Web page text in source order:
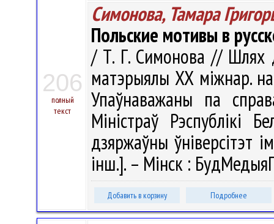
206
полный
текст
Симонова, Тамара
Польские мотивы в
/ Т. Г. Симонова // Шлях
матэрыялы ХХ міжнар.
Упаўнаважаны па
Міністраў Рэспублікі
дзяржаўны ўніверсітэт
інш.]. – Мінск :
Добавить в корзину Подробнее